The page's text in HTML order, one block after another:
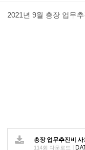
본문
2021년 9월 총장 업무
총장 업무추진비
114회 다운로드